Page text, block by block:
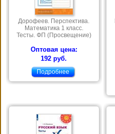
Дорофеев. Перспектива.
Математика 1 класс.
Тесты. ФП (Просвещение)
Оптовая цена:
192 руб.
Подробнее